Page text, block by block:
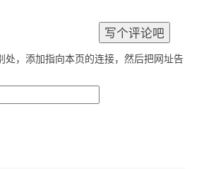
处，添加指向本页的连接，然后把网址告